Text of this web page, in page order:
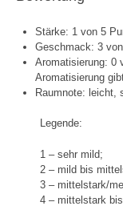
Stärke: 1 von 5
Geschmack: 3
Aromatisierung: 0
Aromatisierung
Raumnote: leicht,
Legende:
1 – sehr mild;
2 – mild bis
3 – mittelstark/
4 – mittelstark